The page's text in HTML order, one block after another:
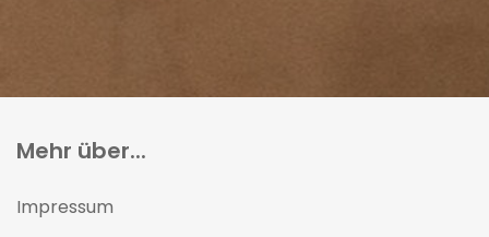
Mehr über...
Impressum